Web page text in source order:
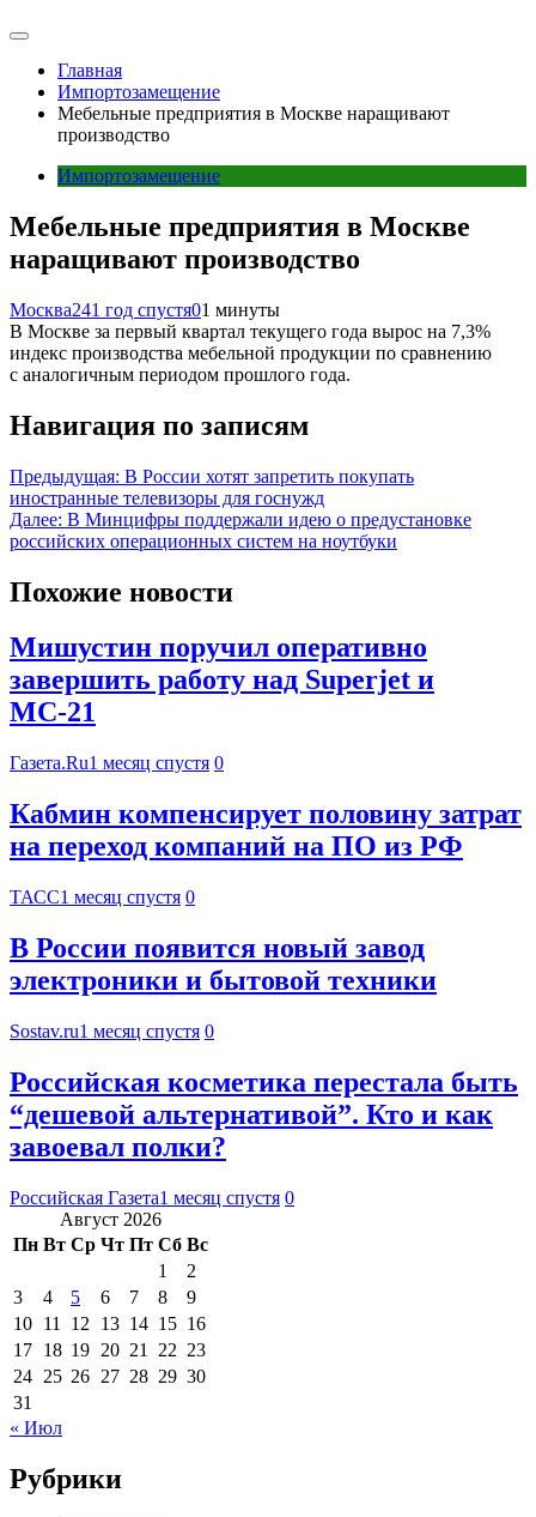
Главная
Импортозамещение
Мебельные предприятия в Москве наращивают
производство
Импортозамещение
Мебельные предприятия в Москве
наращивают производство
Москва241 год спустя01 минуты
В Москве за первый квартал текущего года вырос на 7,3%
индекс производства мебельной продукции по сравнению
с аналогичным периодом прошлого года.
Навигация по записям
Предыдущая: В России хотят запретить покупать
иностранные телевизоры для госнужд
Далее: В Минцифры поддержали идею о предустановке
российских операционных систем на ноутбуки
Похожие новости
Мишустин поручил оперативно
завершить работу над Superjet и
МС-21
Газета.Ru1 месяц спустя 0
Кабмин компенсирует половину затрат
на переход компаний на ПО из РФ
ТАСС1 месяц спустя 0
В России появится новый завод
электроники и бытовой техники
Sostav.ru1 месяц спустя 0
Российская косметика перестала быть
“дешевой альтернативой”. Кто и как
завоевал полки?
Российская Газета1 месяц спустя 0
Август 2026
Пн Вт Ср Чт Пт Сб Вс
1
2
3
4 5 6 7 8
9
10 11 12 13 14 15 16
17 18 19 20 21 22 23
24 25 26 27 28 29 30
31
« Июл
Рубрики